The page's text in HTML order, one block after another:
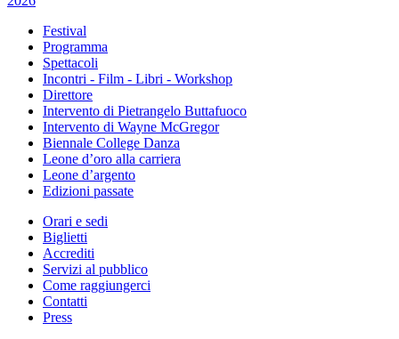
Festival
Programma
Spettacoli
Incontri - Film - Libri - Workshop
Direttore
Intervento di Pietrangelo Buttafuoco
Intervento di Wayne McGregor
Biennale College Danza
Leone d’oro alla carriera
Leone d’argento
Edizioni passate
Orari e sedi
Biglietti
Accrediti
Servizi al pubblico
Come raggiungerci
Contatti
Press